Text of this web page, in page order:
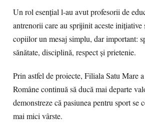
Un rol esențial l-au avut profesorii de
antrenorii care au sprijinit aceste inițiative
copiilor un mesaj simplu, dar important:
sănătate, disciplină, respect și prietenie.
Prin astfel de proiecte, Filiala Satu Mare
Române continuă să ducă mai departe
demonstreze că pasiunea pentru sport se
mai mici vârste.